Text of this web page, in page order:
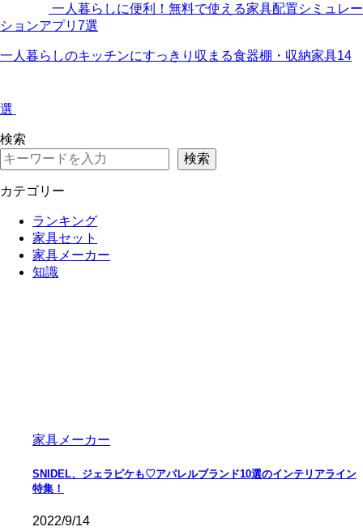
一人暮らしに便利！無料で使える家具配置シミュレー
ションアプリ7選
一人暮らしのキッチンにすっきり収まる食器棚・収納家具14
選
検索
検索
カテゴリー
ランキング
家具セット
家具メーカー
知識
家具メーカー
SNIDEL、ジェラピケも♡アパレルブランド10選のインテリアライン
特集！
2022/9/14